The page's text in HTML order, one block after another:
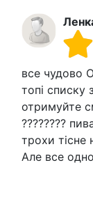
все чудово
топі списку
отримуйте
????????
трохи тісне
Але все